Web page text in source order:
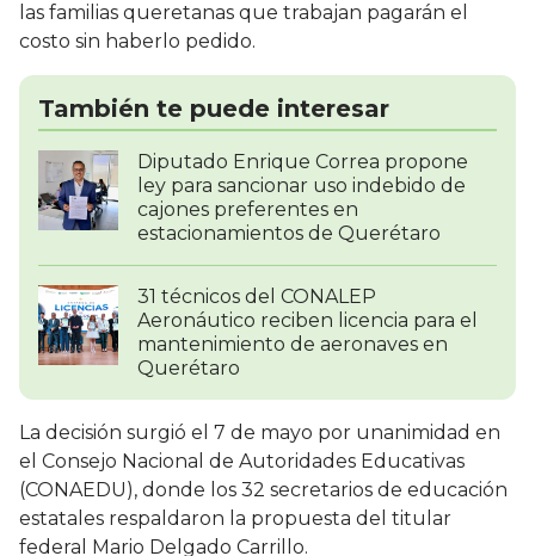
las familias queretanas que trabajan pagarán el
costo sin haberlo pedido.
También te puede interesar
Diputado Enrique Correa propone
ley para sancionar uso indebido de
cajones preferentes en
estacionamientos de Querétaro
31 técnicos del CONALEP
Aeronáutico reciben licencia para el
mantenimiento de aeronaves en
Querétaro
La decisión surgió el 7 de mayo por unanimidad en
el Consejo Nacional de Autoridades Educativas
(CONAEDU), donde los 32 secretarios de educación
estatales respaldaron la propuesta del titular
federal Mario Delgado Carrillo.